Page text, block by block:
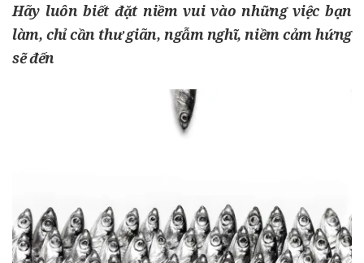
Hãy luôn biết đặt niềm vui vào những việc bạn
làm, chỉ cần thư giãn, ngẫm nghĩ, niềm cảm hứng
sẽ đến